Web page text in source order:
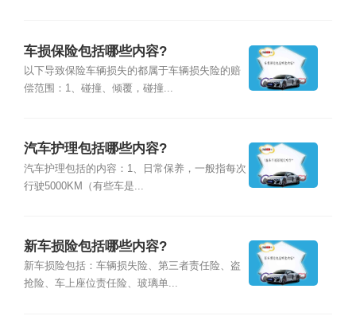
车损保险包括哪些内容?
以下导致保险车辆损失的都属于车辆损失险的赔
偿范围：1、碰撞、倾覆，碰撞...
汽车护理包括哪些内容?
汽车护理包括的内容：1、日常保养，一般指每次
行驶5000KM（有些车是...
新车损险包括哪些内容?
新车损险包括：车辆损失险、第三者责任险、盗
抢险、车上座位责任险、玻璃单...